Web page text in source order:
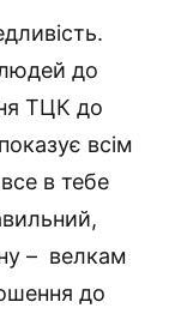
до
ТЦК до
всім
в тебе
– велкам
до